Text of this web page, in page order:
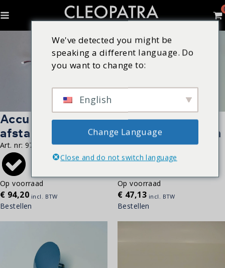
Accu | Poolmaster
afstandsbediening
Art. nr: 97308000
Op voorraad
€ 94,20 incl. BTW
Bestellen
Afvoerstop
messing | chroom
Art. nr:19198030
Op voorraad
€ 47,13 incl. BTW
Bestellen
We've detected you might be
speaking a different language. Do
you want to change to:
English
Change Language
Close and do not switch language